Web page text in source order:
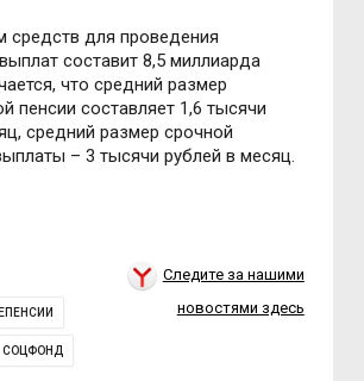
для проведения
составит 8,5 миллиарда
что средний размер
пенсии составляет 1,6 тысячи
средний размер срочной
– 3 тысячи рублей в месяц.
СОЦФОНД
Следите за нашими
новостями здесь